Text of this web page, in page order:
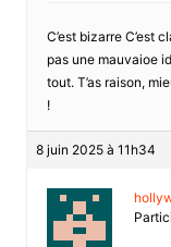
C’est bizarre C’est
pas une mauvaioe
tout. T’as raison,
!
8 juin 2025 à 11h34